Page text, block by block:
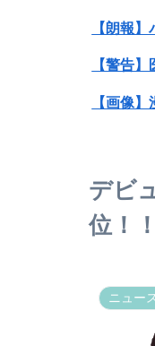
【朗報
【警告
【衝撃
みいちゃ
路上駐
【画像
デビ
位！
ニュー